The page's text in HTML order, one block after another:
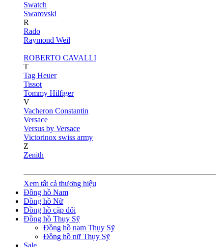
Swatch
Swarovski
R
Rado
Raymond Weil
ROBERTO CAVALLI
T
Tag Heuer
Tissot
Tommy Hilfiger
V
Vacheron Constantin
Versace
Versus by Versace
Victorinox swiss army
Z
Zenith
Xem tất cả thương hiệu
Đồng hồ Nam
Đồng hồ Nữ
Đồng hồ cặp đôi
Đồng hồ Thụy Sỹ
Đồng hồ nam Thụy Sỹ
Đồng hồ nữ Thụy Sỹ
Sale